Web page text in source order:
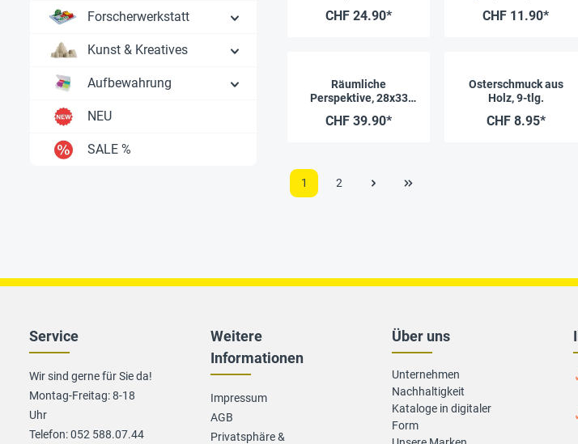
Forscherwerkstatt
Kunst & Kreatives
Aufbewahrung
NEU
SALE %
CHF 24.90* CHF 11.90*
Räumliche
Perspektive, 28x33
CHF 39.90*
Osterschmuck aus
Holz, 9-tlg.
CHF 8.95*
1 2
Über uns
Unternehmen
Nachhaltigkeit
Kataloge in digitaler
Form
Service
Wir sind gerne für Sie da!
Montag-Freitag: 8-18
Uhr
Telefon: 052 588.07.44
Weitere
Informationen
Impressum
AGB
Privatsphäre &